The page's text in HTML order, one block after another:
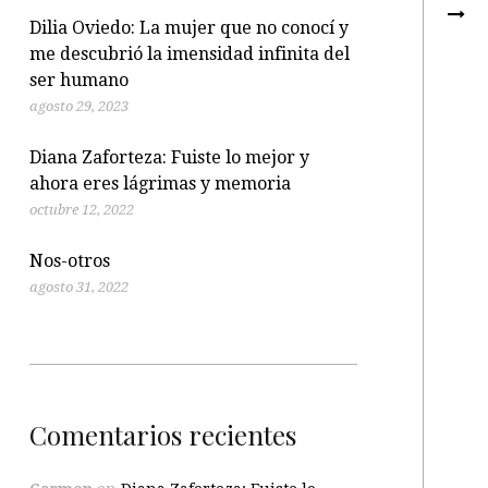
Dilia Oviedo: La mujer que no conocí y
me descubrió la imensidad infinita del
ser humano
agosto 29, 2023
Diana Zaforteza: Fuiste lo mejor y
ahora eres lágrimas y memoria
octubre 12, 2022
Nos-otros
agosto 31, 2022
Comentarios recientes